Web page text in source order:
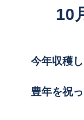
10
今年収穫
豊年を祝